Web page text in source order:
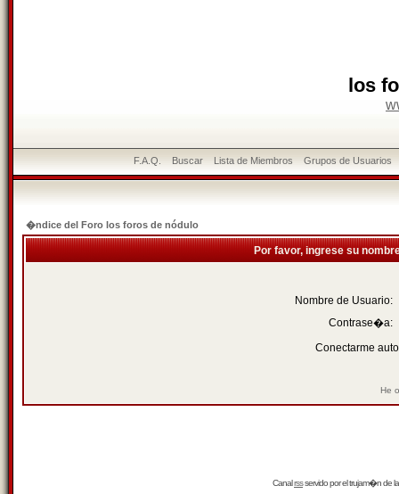
los
F.A.Q. Buscar Lista de Miembros Grupos de Usuarios
�ndice del Foro los foros de nódulo
Por favor, ingrese su
Nombre de Usuario:
Contrase�a:
Conectarme
He
Canalrssservido por eltrujam�nde